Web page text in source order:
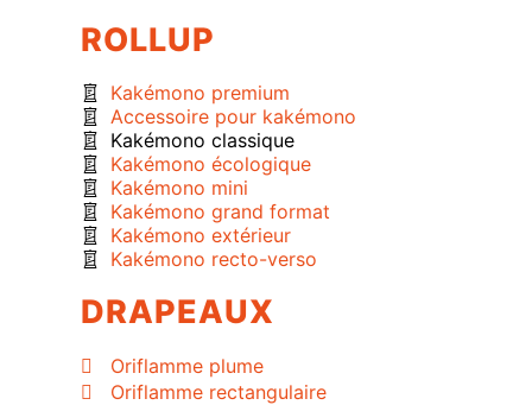
ROLLUP
Kakémono premium
Accessoire pour kakémono
Kakémono classique
Kakémono écologique
Kakémono mini
Kakémono grand format
Kakémono extérieur
Kakémono recto-verso
DRAPEAUX
Oriflamme plume
Oriflamme rectangulaire